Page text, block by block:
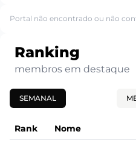
Portal não encontrado ou não
Ranking
membros em destaque
SEMANAL
Rank Nome